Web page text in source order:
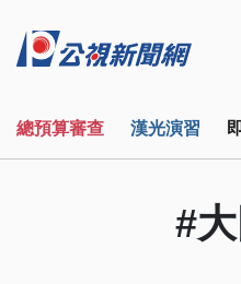
總預算審查 漢光演習
#